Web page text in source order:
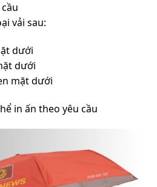
vải sau:
dưới
dưới
mặt dưới
in ấn theo yêu cầu